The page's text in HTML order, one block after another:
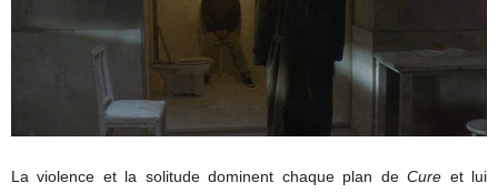
La violence et la solitude dominent chaque plan deCure et lui